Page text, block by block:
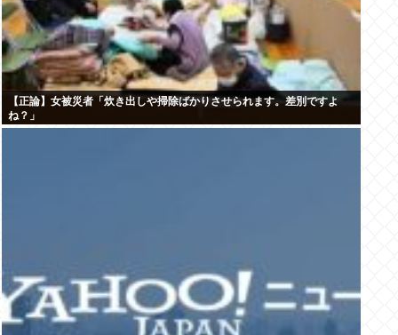
【正論】女被災者「炊き出しや掃除ばかりさせられます。差別ですよ
ね？」